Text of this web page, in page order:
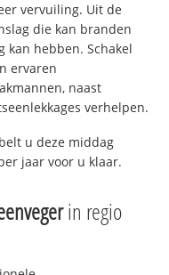
vervuiling. Uit de
die kan branden
kan hebben. Schakel
ervaren
naast
verhelpen.
belt u deze middag
jaar voor u klaar.
in regio